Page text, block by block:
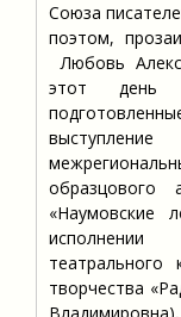
Союза
поэтом,
Любовь
этот день
образцового
«Наумовские
исполнении
театрального
творчества